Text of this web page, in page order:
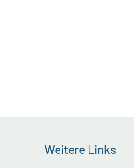
Weitere Links